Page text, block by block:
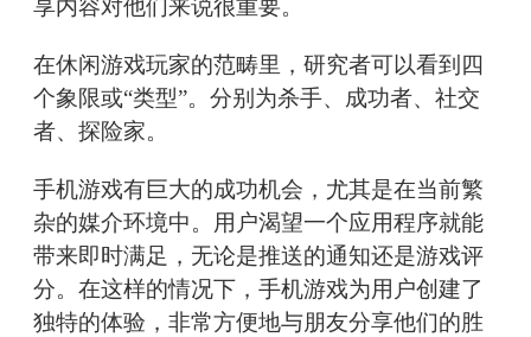
享内容对他们来说很重要。
在休闲游戏玩家的范畴里，研究者可以看到四
个象限或“类型”。分别为杀手、成功者、社交
者、探险家。
手机游戏有巨大的成功机会，尤其是在当前繁
杂的媒介环境中。用户渴望一个应用程序就能
带来即时满足，无论是推送的通知还是游戏评
分。在这样的情况下，手机游戏为用户创建了
独特的体验，非常方便地与朋友分享他们的胜